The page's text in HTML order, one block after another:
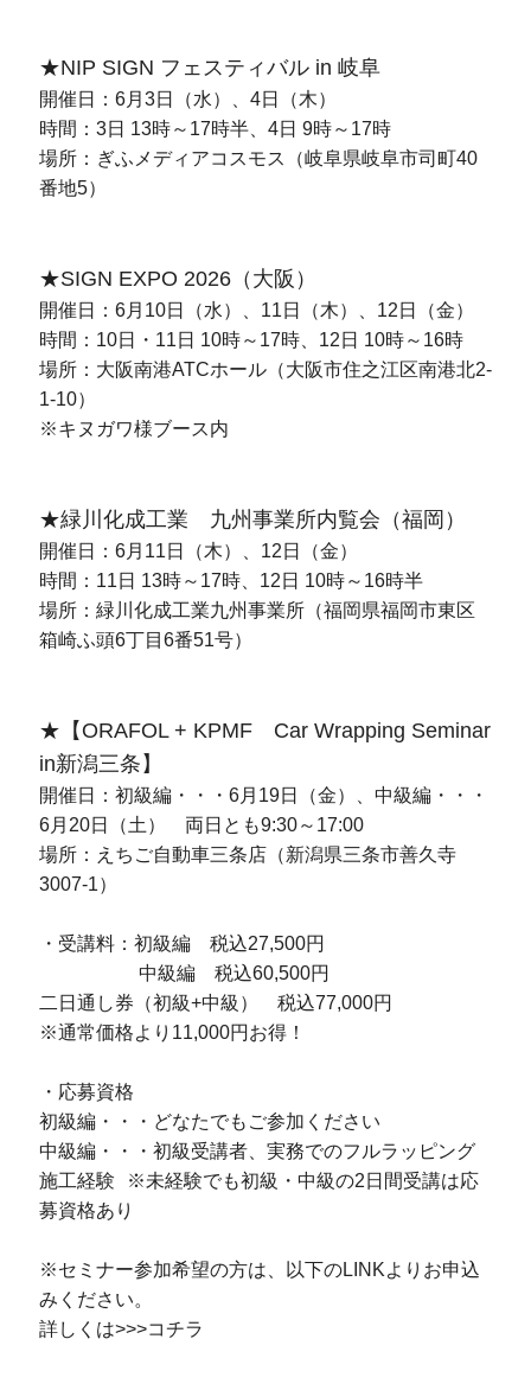
★NIP SIGN フェスティバル in 岐阜
開催日：6月3日（水）、4日（木）
時間：3日 13時～17時半、4日 9時～17時
場所：ぎふメディアコスモス（岐阜県岐阜市司町40
番地5）
★SIGN EXPO 2026（大阪）
開催日：6月10日（水）、11日（木）、12日（金）
時間：10日・11日 10時～17時、12日 10時～16時
場所：大阪南港ATCホール（大阪市住之江区南港北2-
1-10）
※キヌガワ様ブース内
★緑川化成工業 九州事業所内覧会（福岡）
開催日：6月11日（木）、12日（金）
時間：11日 13時～17時、12日 10時～16時半
場所：緑川化成工業九州事業所（福岡県福岡市東区
箱崎ふ頭6丁目6番51号）
★【ORAFOL + KPMF Car Wrapping Seminar
in新潟三条】
開催日：初級編・・・6月19日（金）、中級編・・・
6月20日（土） 両日とも9:30～17:00
場所：えちご自動車三条店（新潟県三条市善久寺
3007-1）
・受講料：初級編 税込27,500円
中級編 税込60,500円
二日通し券（初級+中級） 税込77,000円
※通常価格より11,000円お得！
・応募資格
初級編・・・どなたでもご参加ください
中級編・・・初級受講者、実務でのフルラッピング
施工経験 ※未経験でも初級・中級の2日間受講は応
募資格あり
※セミナー参加希望の方は、以下のLINKよりお申込
みください。
詳しくは>>>コチラ